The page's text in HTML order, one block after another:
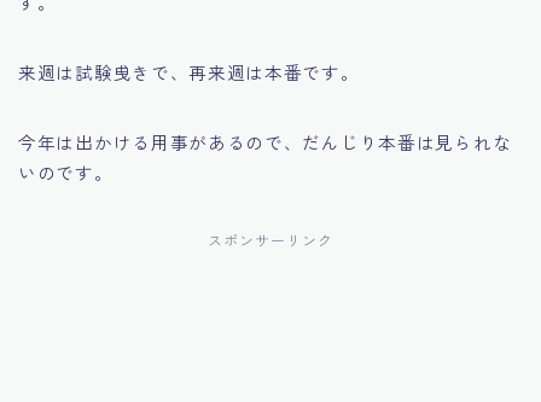
来週は試験曵きで、再来週は本番です。
今年は出かける用事があるので、だんじり本番は見られな
いのです。
スポンサーリンク